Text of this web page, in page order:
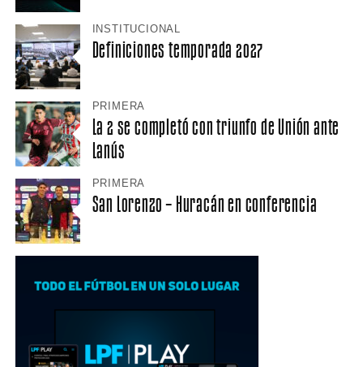
INSTITUCIONAL
Definiciones temporada 2027
PRIMERA
La 2 se completó con triunfo de Unión ante
Lanús
PRIMERA
San Lorenzo – Huracán en conferencia